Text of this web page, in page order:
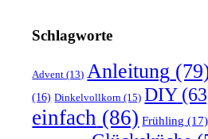
Schlagworte
Advent (13) Anleitung
(16) Dinkelvollkorn (15) DIY
einfach (86) Frühling (17)